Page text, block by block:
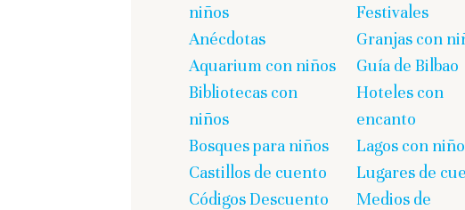
niños
Anécdotas
Aquarium con niños
Bibliotecas con
niños
Bosques para niños
Castillos de cuento
Códigos Descuento
Festivales
Granjas con
Guía de Bilbao
Hoteles con
encanto
Lagos con
Lugares de
Medios de